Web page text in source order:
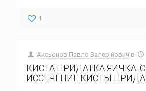
1
Аксьонов Павло Валерійович в
КИСТА ПРИДАТКА ЯИЧКА.
ИССЕЧЕНИЕ КИСТЫ